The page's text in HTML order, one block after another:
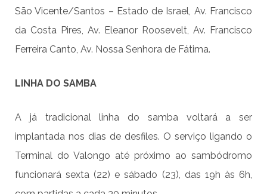
São Vicente/Santos – Estado de Israel, Av. Francisco
da Costa Pires, Av. Eleanor Roosevelt, Av. Francisco
Ferreira Canto, Av. Nossa Senhora de Fátima.
LINHA DO SAMBA
A já tradicional linha do samba voltará a ser
implantada nos dias de desfiles. O serviço ligando o
Terminal do Valongo até próximo ao sambódromo
funcionará sexta (22) e sábado (23), das 19h às 6h,